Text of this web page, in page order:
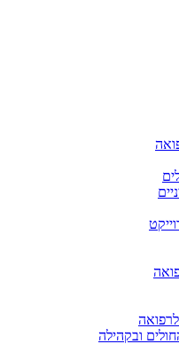
ובקהילה